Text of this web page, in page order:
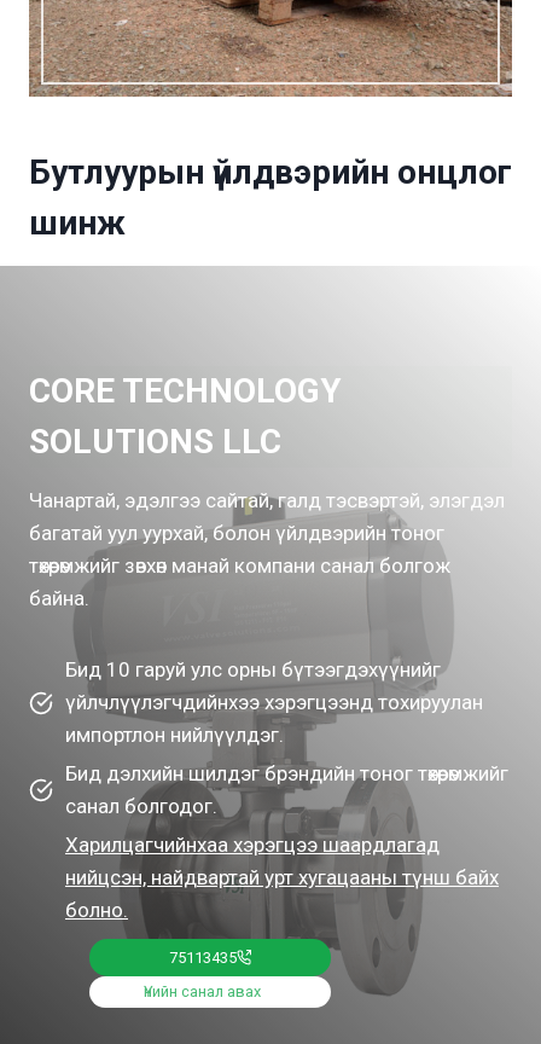
Бутлуурын үйлдвэрийн онцлог
шинж
CORE TECHNOLOGY
SOLUTIONS LLC
Чанартай, эдэлгээ сайтай, галд тэсвэртэй, элэгдэл
багатай уул уурхай, болон үйлдвэрийн тоног
төхөөрөмжийг зөвхөн манай компани санал болгож
байна.
Бид 10 гаруй улс орны бүтээгдэхүүнийг
үйлчлүүлэгчдийнхээ хэрэгцээнд тохируулан
импортлон нийлүүлдэг.
Бид дэлхийн шилдэг брэндийн тоног төхөөрөмжийг
санал болгодог.
Харилцагчийнхаа хэрэгцээ шаардлагад
нийцсэн, найдвартай урт хугацааны түнш байх
болно.
75113435
Үнийн санал авах